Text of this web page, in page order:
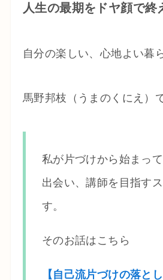
人生の最期をドヤ顔で終
自分の楽しい、心地よい暮
馬野邦枝（うまのくにえ）
私が片づけから始まっ
出会い、講師を目指す
す。
そのお話はこちら
【自己流片づけの落とし